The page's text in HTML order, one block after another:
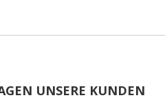
UNSERE KUNDEN